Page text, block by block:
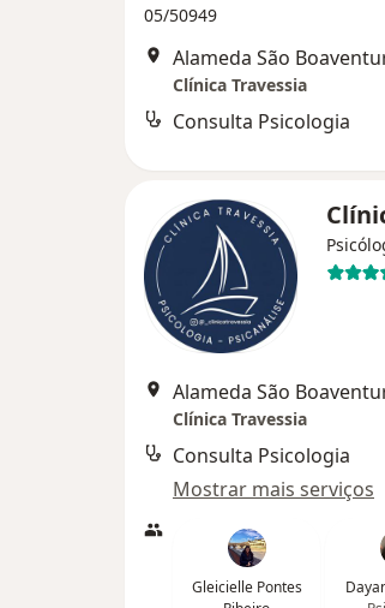
05/50949
Alameda São
Clínica Travessia
Consulta Psicologia
Alameda São
Clínica Travessia
Consulta Psicologia
Mostrar mais serviços
Gleicielle Pontes